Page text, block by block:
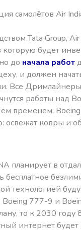
самолётов Air
Tata Group,
которую будет
до начала работ
и должен
Все
работы над
временем,
освежат ковры и
планирует в
бесплатное
технологией
777-9 и
то к 2030
интернет